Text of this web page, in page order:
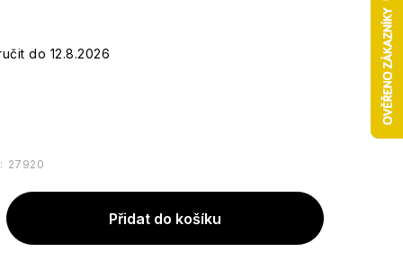
12.8.2026
27920
Přidat do košíku